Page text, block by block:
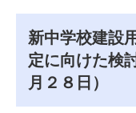
新中学校建設
定に向けた検
月２８日）